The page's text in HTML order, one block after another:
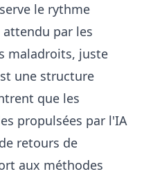
le rythme
par les
maladroits, juste
une structure
que les
propulsées par l'IA
retours de
aux méthodes